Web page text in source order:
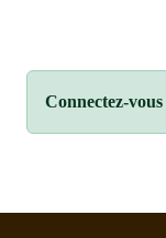
Connectez-vous